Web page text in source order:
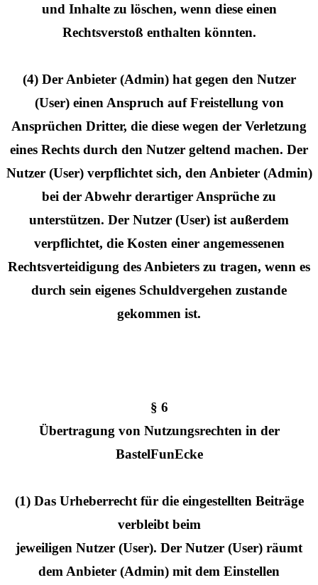
und Inhalte zu löschen, wenn diese einen
Rechtsverstoß enthalten könnten.
(4) Der Anbieter (Admin) hat gegen den Nutzer
(User) einen Anspruch auf Freistellung von
Ansprüchen Dritter, die diese wegen der Verletzung
eines Rechts durch den Nutzer geltend machen. Der
Nutzer (User) verpflichtet sich, den Anbieter (Admin)
bei der Abwehr derartiger Ansprüche zu
unterstützen. Der Nutzer (User) ist außerdem
verpflichtet, die Kosten einer angemessenen
Rechtsverteidigung des Anbieters zu tragen, wenn es
durch sein eigenes Schuldvergehen zustande
gekommen ist.
§ 6
Übertragung von Nutzungsrechten in der
BastelFunEcke
(1) Das Urheberrecht für die eingestellten Beiträge
verbleibt beim
jeweiligen Nutzer (User). Der Nutzer (User) räumt
dem Anbieter (Admin) mit dem Einstellen